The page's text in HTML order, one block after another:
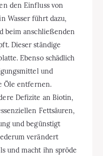
den Einfluss von
Wasser führt dazu,
beim anschließenden
Dieser ständige
Ebenso schädlich
und
Öle entfernen.
Defizite an Biotin,
Fettsäuren,
und begünstigt
verändert
und macht ihn spröde